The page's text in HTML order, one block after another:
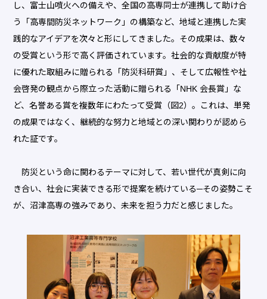
し、富士山噴火への備えや、全国の高専同士が連携して助け合
う「高専間防災ネットワーク」の構築など、地域と連携した実
践的なアイデアを次々と形にしてきました。その成果は、数々
の受賞という形で高く評価されています。社会的な貢献度が特
に優れた取組みに贈られる「防災科研賞」、そして広報性や社
会啓発の観点から際立った活動に贈られる「NHK 会長賞」な
ど、名誉ある賞を複数年にわたって受賞（図2）。これは、単発
の成果ではなく、継続的な努力と地域との深い関わりが認めら
れた証です。
防災という命に関わるテーマに対して、若い世代が真剣に向
き合い、社会に実装できる形で提案を続けている─その姿勢こそ
が、沼津高専の強みであり、未来を担う力だと感じました。